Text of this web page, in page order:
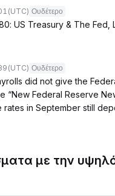
(UTC) Ουδέτερο
US Treasury & The Fed,
(UTC) Ουδέτερο
did not give the
“New Federal Reserve
rates in September still
με την